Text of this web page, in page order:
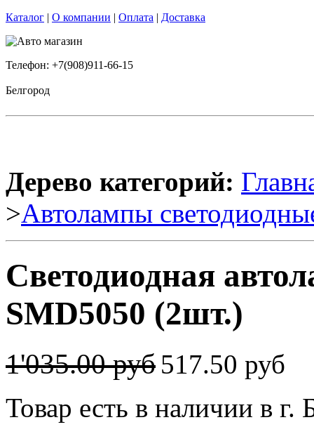
Каталог | О компании | Оплата | Доставка
Телефон: +7(908)911-66-15
Белгород
Дерево категорий:
>Автолампы
Светодиодная
SMD5050 (2шт.)
1'035.00 руб 517.50 руб
Товар есть в наличии в г.